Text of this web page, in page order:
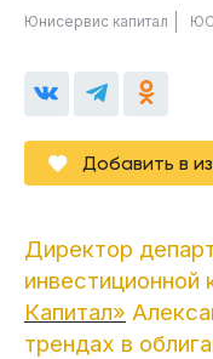
Юнисервис капитал
Добавить в
Директор
инвестиционной
Капитал»
трендах в